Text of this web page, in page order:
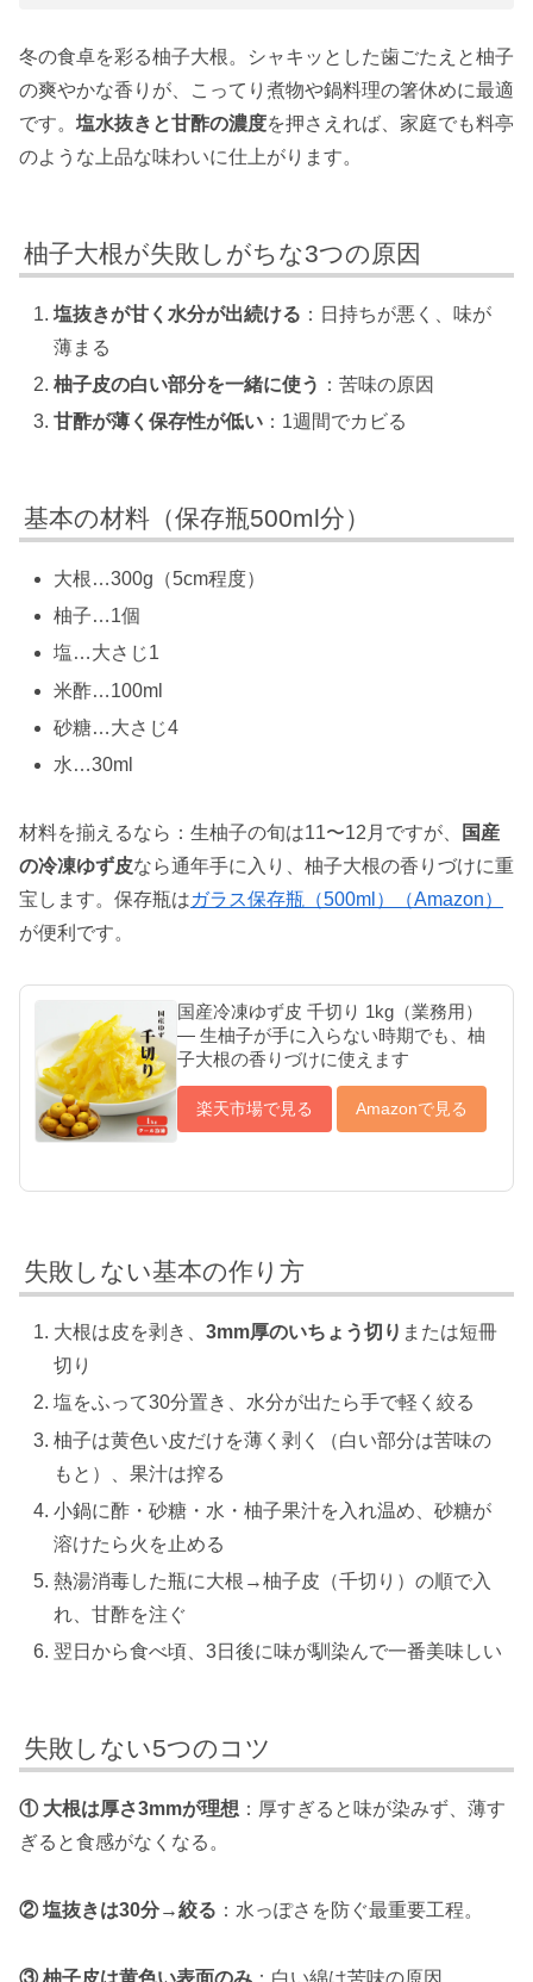
冬の食卓を彩る柚子大根。シャキッとした歯ごたえと柚子
の爽やかな香りが、こってり煮物や鍋料理の箸休めに最適
です。 塩水抜きと甘酢の濃度を押さえれば、家庭でも料亭
のような上品な味わいに仕上がります。
柚子大根が失敗しがちな3つの原因
塩抜きが甘く水分が出続ける ：日持ちが悪く、味が
薄まる
柚子皮の白い部分を一緒に使う ：苦味の原因
甘酢が薄く保存性が低い ：1週間でカビる
基本の材料（保存瓶500ml分）
大根…300g（5cm程度）
柚子…1個
塩…大さじ1
米酢…100ml
砂糖…大さじ4
水…30ml
材料を揃えるなら：生柚子の旬は11〜12月ですが、
国産
の冷凍ゆず皮なら通年手に入り、柚子大根の香りづけに重
宝します。保存瓶はガラス保存瓶（500ml）（Amazon）
が便利です。
国産冷凍ゆず皮 千切り 1kg（業務用）
— 生柚子が手に入らない時期でも、柚
子大根の香りづけに使えます
楽天市場で見る Amazonで見る
失敗しない基本の作り方
大根は皮を剥き、3mm厚のいちょう切り または短冊
切り
塩をふって30分置き、水分が出たら手で軽く絞る
柚子は黄色い皮だけを薄く剥く（白い部分は苦味の
もと）、果汁は搾る
小鍋に酢・砂糖・水・柚子果汁を入れ温め、砂糖が
溶けたら火を止める
熱湯消毒した瓶に大根→柚子皮（千切り）の順で入
れ、甘酢を注ぐ
翌日から食べ頃、3日後に味が馴染んで一番美味しい
失敗しない5つのコツ
① 大根は厚さ3mmが理想 ：厚すぎると味が染みず、薄す
ぎると食感がなくなる。
② 塩抜きは30分→絞る ：水っぽさを防ぐ最重要工程。
③ 柚子皮は黄色い表面のみ ：白い綿は苦味の原因。